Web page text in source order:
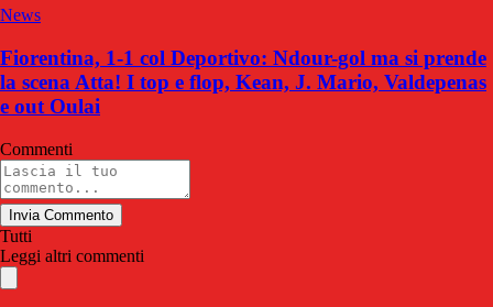
News
Fiorentina, 1-1 col Deportivo: Ndour-gol ma si prende
la scena Atta! I top e flop, Kean, J. Mario, Valdepenas
e out Oulai
Commenti
Invia Commento
Tutti
Leggi altri commenti